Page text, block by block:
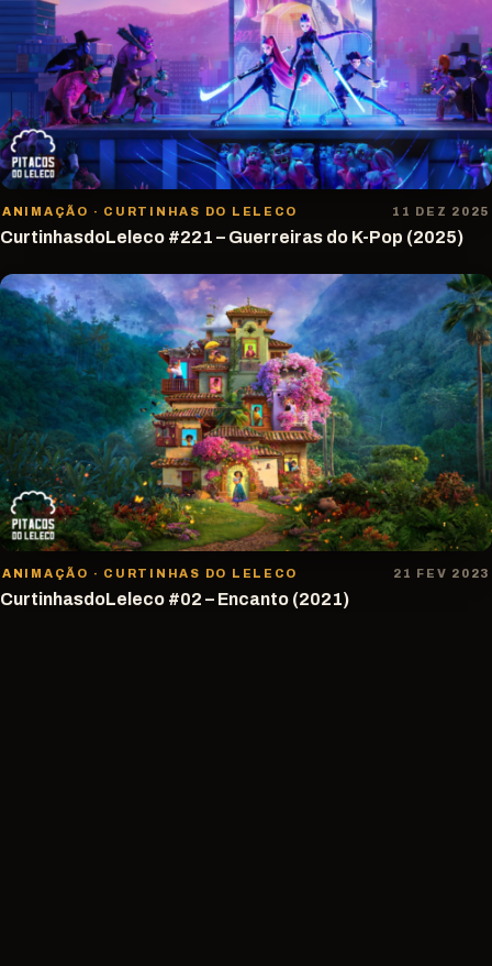
ANIMAÇÃO · CURTINHAS DO LELECO 11 DEZ 2025
CurtinhasdoLeleco #221 – Guerreiras do K-Pop (2025)
ANIMAÇÃO · CURTINHAS DO LELECO 21 FEV 2023
CurtinhasdoLeleco #02 – Encanto (2021)